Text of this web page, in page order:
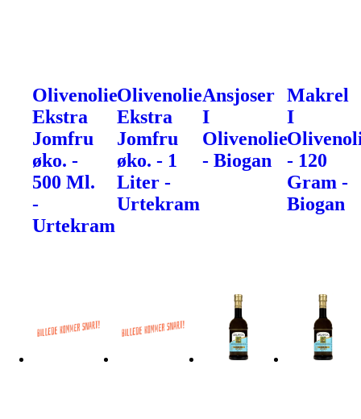
Olivenolie
Ekstra
Jomfru
øko. -
500 Ml.
-
Urtekram
Olivenolie
Ekstra
Jomfru
øko. - 1
Liter -
Urtekram
Ansjoser
I
Olivenolie
- Biogan
Makrel
I
- 120
Gram -
Biogan